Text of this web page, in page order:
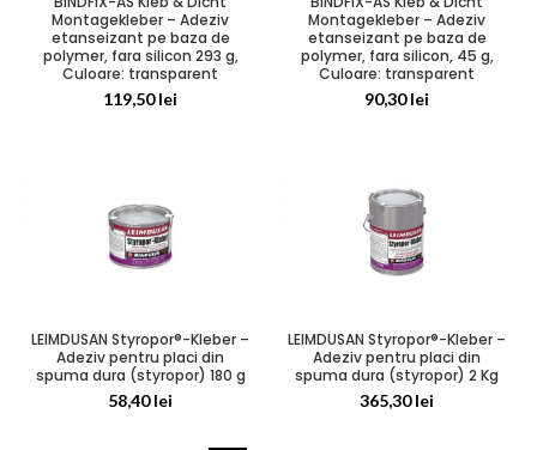
Montagekleber – Adeziv
etanseizant pe baza de
polymer, fara silicon 293 g,
Culoare: transparent
119,50lei
Montagekleber – Adeziv
etanseizant pe baza de
polymer, fara silicon, 45 g,
Culoare: transparent
90,30lei
LEIMDUSAN Styropor®-Kleber –
Adeziv pentru placi din
spuma dura (styropor) 180 g
58,40lei
LEIMDUSAN Styropor®-Kleber –
Adeziv pentru placi din
spuma dura (styropor) 2 Kg
365,30lei